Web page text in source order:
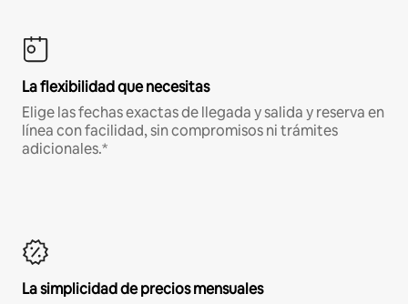
La flexibilidad que necesitas
Elige las fechas exactas de llegada y salida y reserva en
línea con facilidad, sin compromisos ni trámites
adicionales.*
La simplicidad de precios mensuales